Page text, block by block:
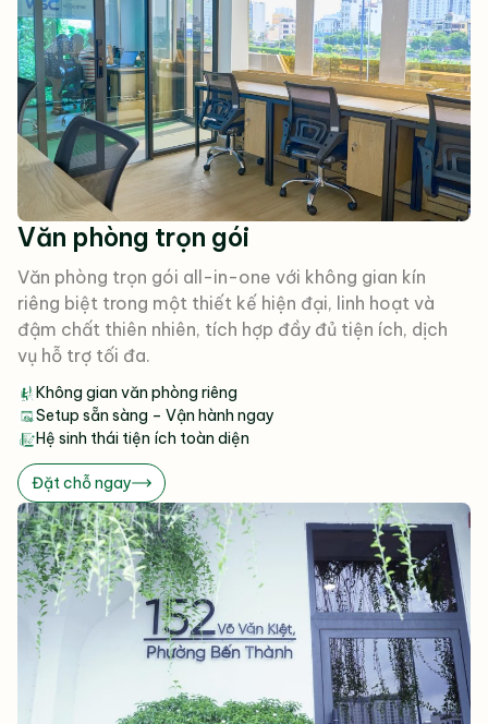
Văn phòng trọn gói
Văn phòng trọn gói all-in-one với không gian kín
riêng biệt trong một thiết kế hiện đại, linh hoạt và
đậm chất thiên nhiên, tích hợp đầy đủ tiện ích, dịch
vụ hỗ trợ tối đa.
Không gian văn phòng riêng
Setup sẵn sàng – Vận hành ngay
Hệ sinh thái tiện ích toàn diện
Đặt chỗ ngay